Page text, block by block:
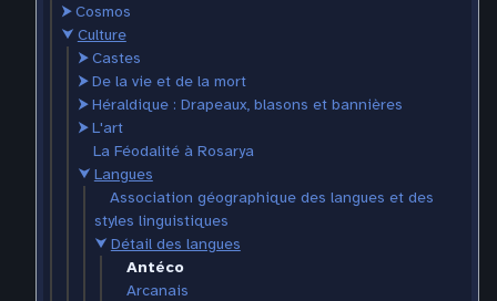
⮞Cosmos
⮟ Culture
⮞Castes
⮞De la vie et de la mort
⮞Héraldique : Drapeaux, blasons et bannières
⮞L'art
La Féodalité à Rosarya
⮟ Langues
Association géographique des langues et des
styles linguistiques
⮟ Détail des langues
Antéco
Arcanais